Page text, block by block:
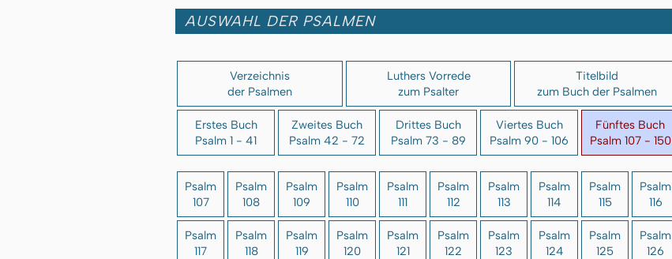
AUSWAHL DER PSALMEN
Verzeichnis
der Psalmen
Luthers Vorrede
zum Psalter
Titelbild
zum Buch der Psalmen
Erstes Buch
Psalm 1 - 41
Zweites Buch
Psalm 42 - 72
Drittes Buch
Psalm 73 - 89
Viertes Buch
Psalm 90 - 106
Fünftes Buch
Psalm 107 - 150
Psalm
107
Psalm
108
Psalm
109
Psalm
110
Psalm
111
Psalm
112
Psalm
113
Psalm
114
Psalm
115
Psalm
116
Psalm
117
Psalm
118
Psalm
119
Psalm
120
Psalm
121
Psalm
122
Psalm
123
Psalm
124
Psalm
125
Psalm
126